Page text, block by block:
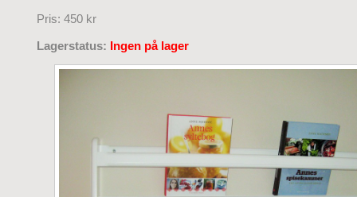
Pris: 450 kr
Lagerstatus: Ingen på lager